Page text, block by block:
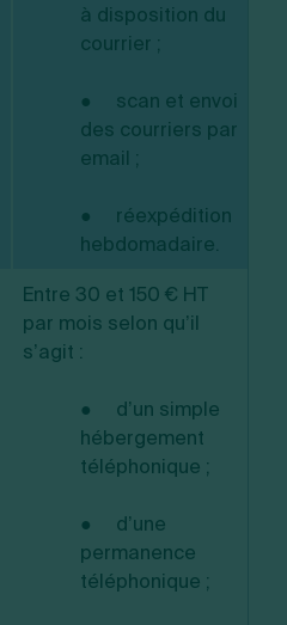
à disposition du
courrier ;
● scan et envoi
des courriers par
email ;
● réexpédition
hebdomadaire.
Entre 30 et 150 € HT
par mois selon qu’il
s’agit :
● d’un simple
hébergement
téléphonique ;
● d’une
permanence
téléphonique ;